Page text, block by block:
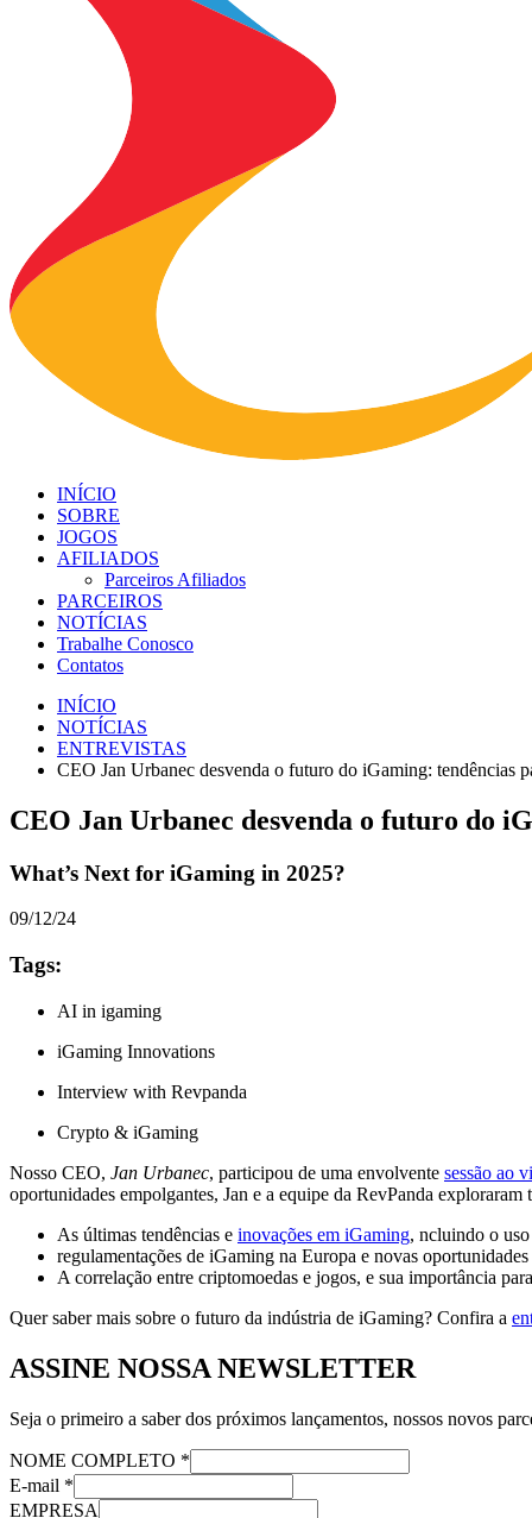
INÍCIO
SOBRE
JOGOS
AFILIADOS
Parceiros Afiliados
PARCEIROS
NOTÍCIAS
Trabalhe Conosco
Contatos
INÍCIO
NOTÍCIAS
ENTREVISTAS
CEO Jan Urbanec desvenda o futuro do iGaming: tendências
CEO Jan Urbanec desvenda o futuro do
What’s Next for iGaming in 2025?
09/12/24
Tags:
AI in igaming
iGaming Innovations
Interview with Revpanda
Crypto & iGaming
Nosso CEO, Jan Urbanec, participou de uma envolvente sessão ao
oportunidades empolgantes, Jan e a equipe da RevPanda exploraram
As últimas tendências e inovações em iGaming, ncluindo o
regulamentações de iGaming na Europa e novas
A correlação entre criptomoedas e jogos, e sua importância
Quer saber mais sobre o futuro da indústria de iGaming? Confira a
ASSINE NOSSA NEWSLETTER
Seja o primeiro a saber dos próximos lançamentos, nossos novos
NOME COMPLETO *
E-mail *
EMPRESA